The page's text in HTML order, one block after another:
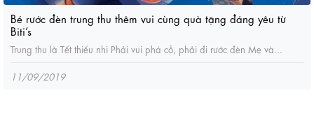
Bé rước đèn trung thu thêm vui cùng quà tặng đáng yêu từ
Biti’s
Trung thu là Tết thiếu nhi Phải vui phá cỗ, phải đi rước đèn Mẹ và...
11/09/2019